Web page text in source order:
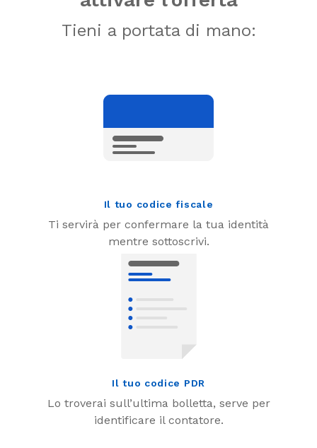
Tieni a portata di mano:
Il tuo codice fiscale
Ti servirà per confermare la tua identità
mentre sottoscrivi.
Il tuo codice PDR
Lo troverai sull’ultima bolletta, serve per
identificare il contatore.